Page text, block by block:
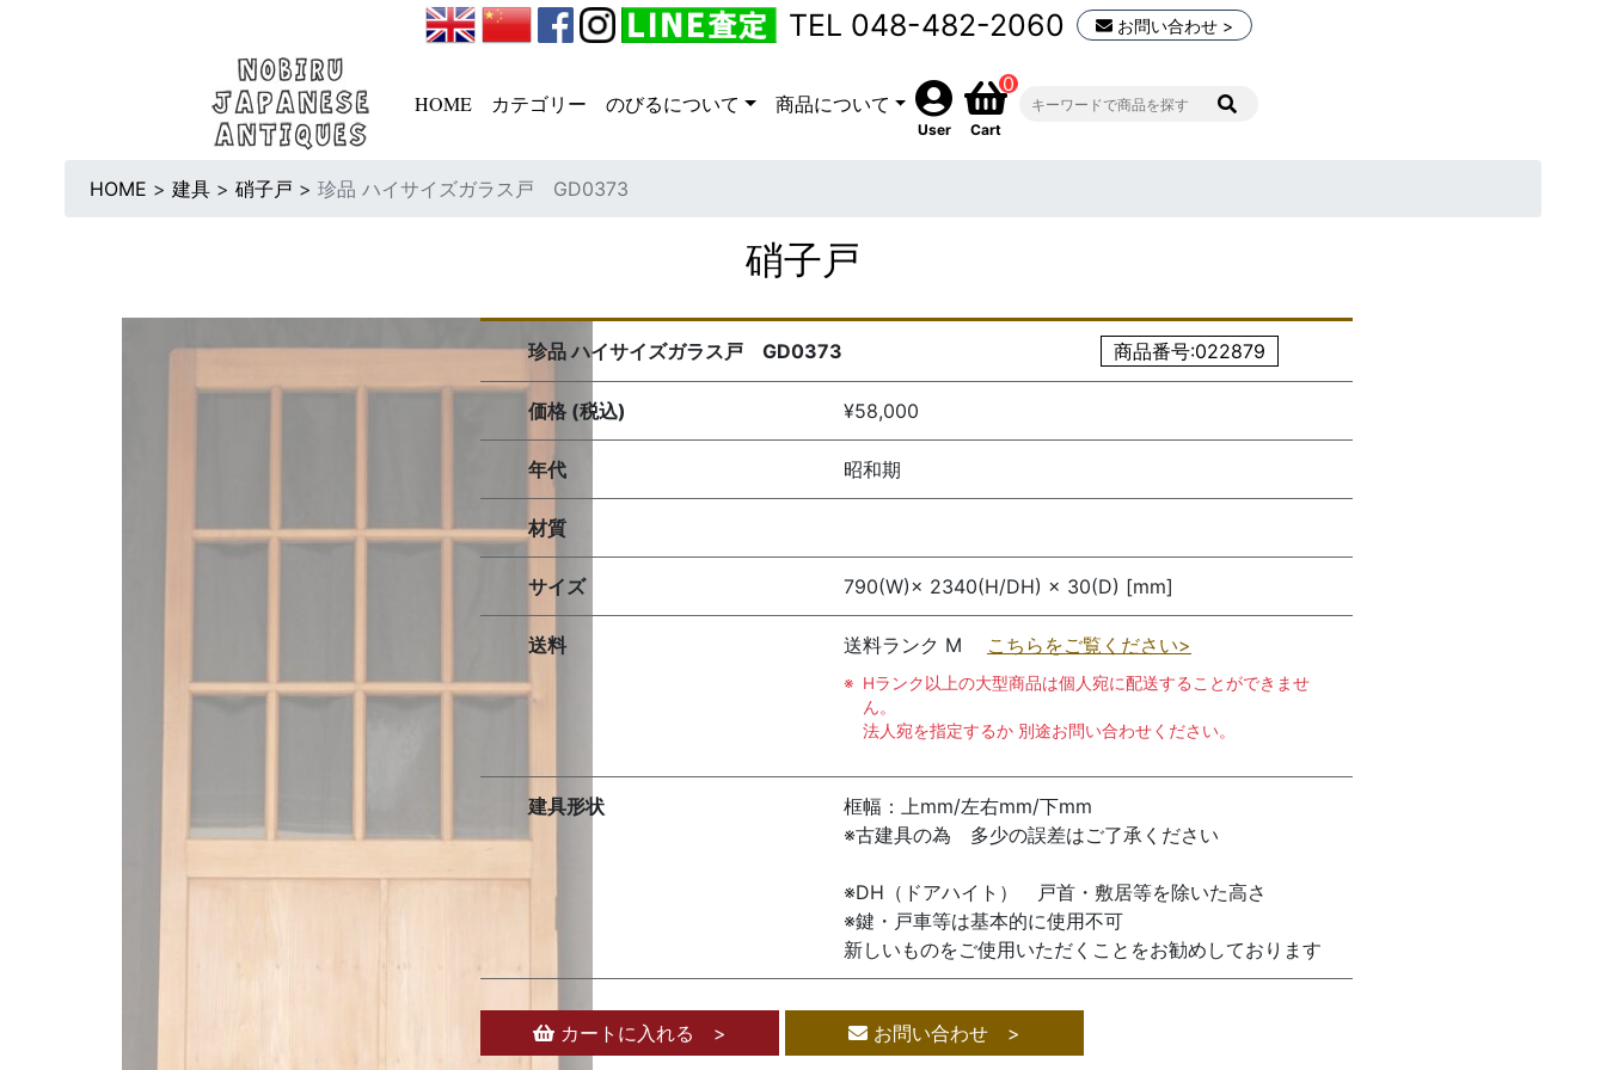
TEL 048-482-2060 お問い合わせ >
HOME カテゴリー のびるについて 商品について
User
0
Cart
HOME > 建具 > 硝子戸 > 珍品 ハイサイズガラス戸 GD0373
硝子戸
珍品 ハイサイズガラス戸 GD0373 商品番号:022879
価格 (税込) ¥58,000
年代 昭和期
材質
サイズ 790(W)× 2340(H/DH) × 30(D) [mm]
送料 送料ランク M こちらをご覧ください>
Hランク以上の大型商品は個人宛に配送することができませ
ん。
法人宛を指定するか 別途お問い合わせください。
建具形状
框幅：上mm/左右mm/下mm
※古建具の為 多少の誤差はご了承ください
※DH（ドアハイト） 戸首・敷居等を除いた高さ
※鍵・戸車等は基本的に使用不可
新しいものをご使用いただくことをお勧めしております
カートに入れる > お問い合わせ >